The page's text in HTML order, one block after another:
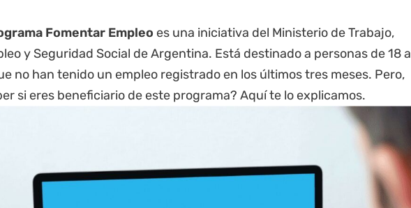
Fomentar Empleo es una iniciativa del Ministerio de Trabajo,
y Seguridad Social de Argentina. Está destinado a personas de 18 a
no han tenido un empleo registrado en los últimos tres meses. Pero,
si eres beneficiario de este programa? Aquí te lo explicamos.